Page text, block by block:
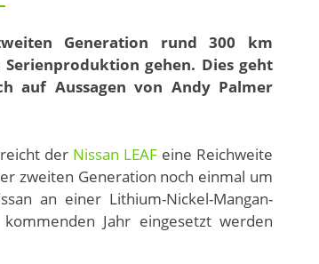
Generation rund 300 km
gehen. Dies geht
auf Aussagen von Andy Palmer
der Nissan LEAF eine Reichweite
zweiten Generation noch einmal um
an einer Lithium-Nickel-Mangan-
Jahr eingesetzt werden